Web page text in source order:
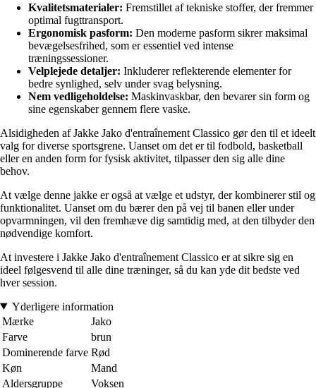
Kvalitetsmaterialer: Fremstillet af tekniske stoffer, der fremmer
optimal fugttransport.
Ergonomisk pasform: Den moderne pasform sikrer maksimal
bevægelsesfrihed, som er essentiel ved intense
træningssessioner.
Velplejede detaljer: Inkluderer reflekterende elementer for
bedre synlighed, selv under svag belysning.
Nem vedligeholdelse: Maskinvaskbar, den bevarer sin form og
sine egenskaber gennem flere vaske.
Alsidigheden af Jakke Jako d'entraînement Classico gør den til et ideelt
valg for diverse sportsgrene. Uanset om det er til fodbold, basketball
eller en anden form for fysisk aktivitet, tilpasser den sig alle dine
behov.
At vælge denne jakke er også at vælge et udstyr, der kombinerer stil og
funktionalitet. Uanset om du bærer den på vej til banen eller under
opvarmningen, vil den fremhæve dig samtidig med, at den tilbyder den
nødvendige komfort.
At investere i Jakke Jako d'entraînement Classico er at sikre sig en
ideel følgesvend til alle dine træninger, så du kan yde dit bedste ved
hver session.
Yderligere information
Mærke
Jako
Farve
brun
Dominerende farve Rød
Køn
Mand
Aldersgruppe
Voksen